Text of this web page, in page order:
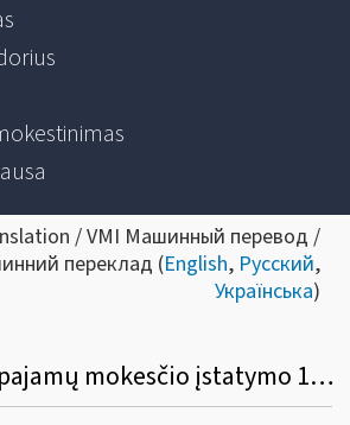
/ VMI Машинный перевод /
переклад (English, Русский,
Українська)
Dėl Gyventojų pajamų mokesčio įstatymo 17 straipsnio 1 dalies 18 punkto apibendrinto paaiškinimo (komentaro) pakeitimo